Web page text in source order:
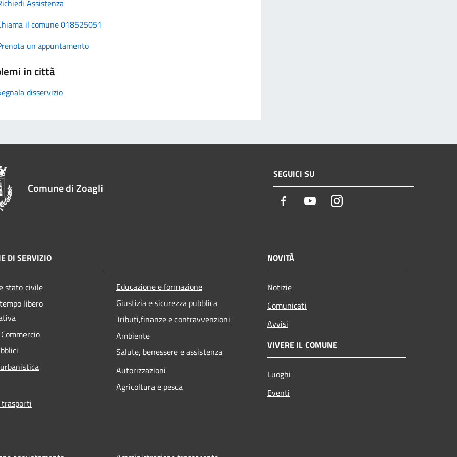
Assistenza
il comune 018525051
un appuntamento
in città
disservizio
Comune di Zoagli
SEGUICI SU
Facebook YoutubeInstagram
DI SERVIZIO
stato civile
libero
Educazione e formazione
Giustizia e sicurezza pubblica
Tributi,finanze e contravvenzioni
Ambiente
Salute, benessere e assistenza
Autorizzazioni
Agricoltura e pesca
NOVITÀ
Notizie
Comunicati
Avvisi
VIVERE IL COMUNE
Luoghi
Eventi